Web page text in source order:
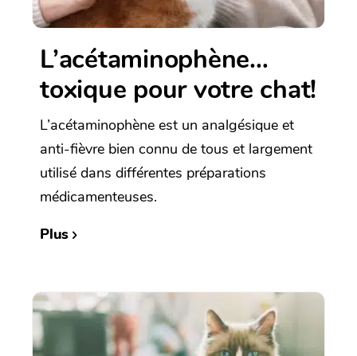
L’acétaminophène…
toxique pour votre chat!
L’acétaminophène est un analgésique et
anti-fièvre bien connu de tous et largement
utilisé dans différentes préparations
médicamenteuses.
Plus